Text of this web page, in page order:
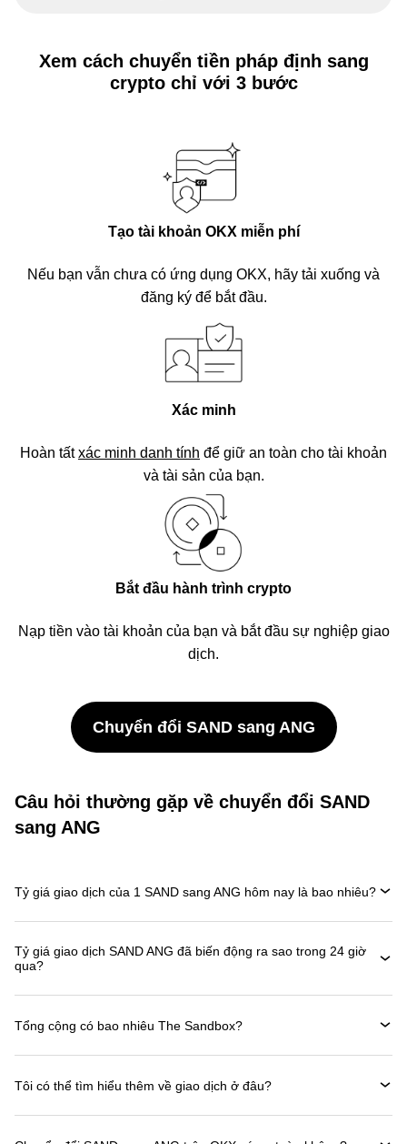
Xem cách chuyển tiền pháp định sang
crypto chỉ với 3 bước
Tạo tài khoản OKX miễn phí
Nếu bạn vẫn chưa có ứng dụng OKX, hãy tải xuống và
đăng ký để bắt đầu.
Xác minh
Hoàn tấtxác minh danh tính để giữ an toàn cho tài khoản
và tài sản của bạn.
Bắt đầu hành trình crypto
Nạp tiền vào tài khoản của bạn và bắt đầu sự nghiệp giao
dịch.
Chuyển đổi SAND sang ANG
Câu hỏi thường gặp về chuyển đổi SAND
sang ANG
Tỷ giá giao dịch của 1 SAND sang ANG hôm nay là bao nhiêu?
Tỷ giá giao dịch SAND ANG đã biến động ra sao trong 24 giờ
qua?
Tổng cộng có bao nhiêu The Sandbox?
Tôi có thể tìm hiểu thêm về giao dịch ở đâu?